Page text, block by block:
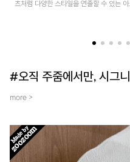
츠처럼 다양한 스타일을 연출할 수 있는 아
#오직 주줌에서만, 시그
more >